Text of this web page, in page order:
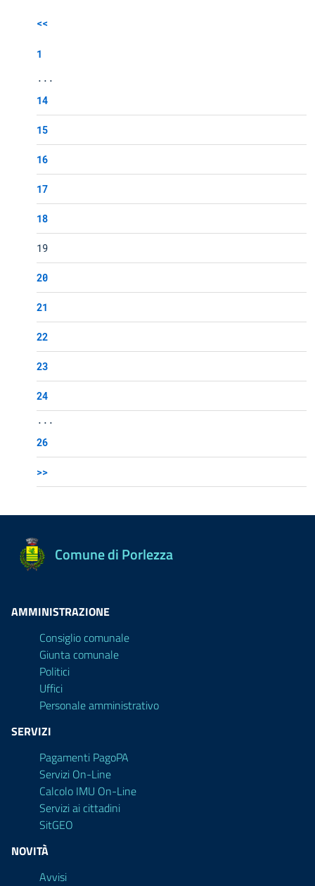
<<
1
...
14
15
16
17
18
19
20
21
22
23
24
...
26
>>
Comune di Porlezza
AMMINISTRAZIONE
Consiglio comunale
Giunta comunale
Politici
Uffici
Personale amministrativo
SERVIZI
Pagamenti PagoPA
Servizi On-Line
Calcolo IMU On-Line
Servizi ai cittadini
SitGEO
NOVITÀ
Avvisi